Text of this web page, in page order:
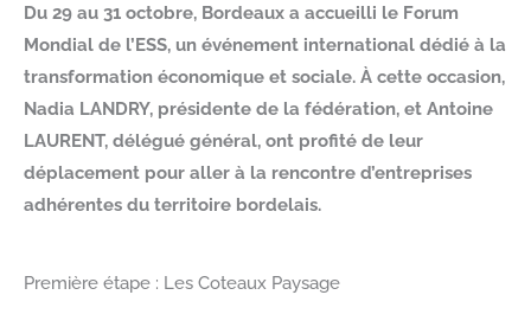
Du 29 au 31 octobre, Bordeaux a accueilli le Forum
Mondial de l’ESS, un événement international dédié à la
transformation économique et sociale. À cette occasion,
Nadia LANDRY, présidente de la fédération, et Antoine
LAURENT, délégué général, ont profité de leur
déplacement pour aller à la rencontre d’entreprises
adhérentes du territoire bordelais.
Première étape : Les Coteaux Paysage